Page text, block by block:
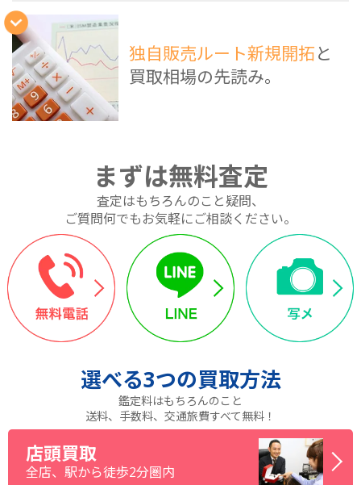
独自販売ルート新規開拓と
買取相場の先読み。
まずは無料査定
査定はもちろんのこと疑問、
ご質問何でもお気軽にご相談ください。
選べる3つの買取方法
鑑定料はもちろんのこと
送料、手数料、交通旅費すべて無料！
店頭買取
全店、駅から徒歩2分圏内